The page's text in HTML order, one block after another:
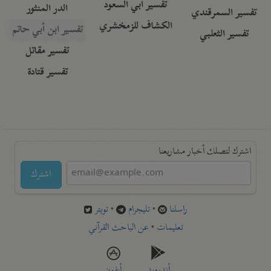
تفسير السمرقندي
تفسير الثعلبي
تفسير أبي السعود
الكشاف للزمخشري
الدر المنثور
تفسير ابن أبي حاتم
تفسير مقاتل
تفسير قتادة
اشترك لتصلك أخبار مشاريعنا
اشترك
راسلنا •تليجرام •تويتر
تعليمات •عن الباحث القرآني